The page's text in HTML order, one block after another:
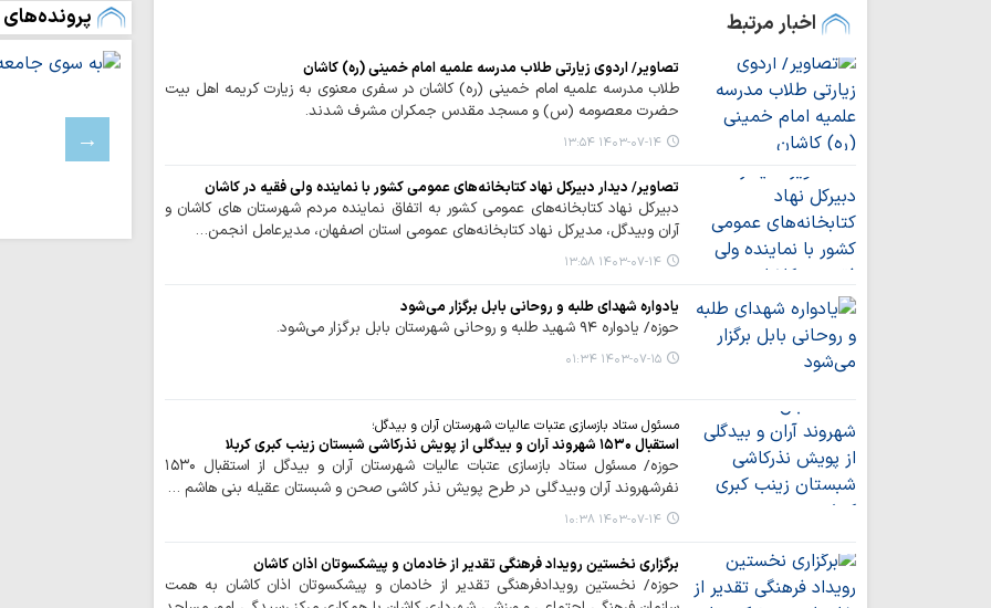
اخبار مرتبط
تصاویر/ اردوی زیارتی طلاب مدرسه علمیه امام خمینی (ره) کاشان
طلاب مدرسه علمیه امام خمینی (ره) کاشان در سفری معنوی به زیارت کریمه اهل بیت
حضرت معصومه (س) و مسجد مقدس جمکران مشرف شدند.
۱۴۰۳-۰۷-۱۴ ۱۳:۵۴
تصاویر/ دیدار دبیرکل نهاد کتابخانه‌های عمومی کشور با نماینده ولی فقیه در کاشان
دبیرکل نهاد کتابخانه‌های عمومی کشور به اتفاق نماینده مردم شهرستان های کاشان و
آران وبیدگل، مدیرکل نهاد کتابخانه‌های عمومی استان اصفهان، مدیرعامل انجمن…
۱۴۰۳-۰۷-۱۴ ۱۳:۵۸
یادواره شهدای طلبه و روحانی بابل برگزار می‌شود
حوزه/ یادواره ۹۴ شهید طلبه و روحانی شهرستان بابل برگزار می‌شود.
۱۴۰۳-۰۷-۱۵ ۰۱:۳۴
مسئول ستاد بازسازی عتبات عالیات شهرستان آران و بیدگل؛
استقبال ۱۵۳۰ شهروند آران و بیدگلی از پویش نذرکاشی شبستان زینب کبری کربلا
حوزه/ مسئول ستاد بازسازی عتبات عالیات شهرستان آران و بیدگل از استقبال ۱۵۳۰
نفرشهروند آران وبیدگلی در طرح پویش نذر کاشی صحن و شبستان عقیله بنی هاشم …
۱۴۰۳-۰۷-۱۴ ۱۰:۳۸
برگزاری نخستین رویداد فرهنگی تقدیر از خادمان و پیشکسوتان اذان کاشان
حوزه/ نخستین رویدادفرهنگی تقدیر از خادمان و پیشکسوتان اذان کاشان به همت
بیروت،
عادی‌سازی روابط با
اسرائیل خانه‌های
ملت ایران با
زانو درآمدن
بن‌بست شده است
پرونده‌های